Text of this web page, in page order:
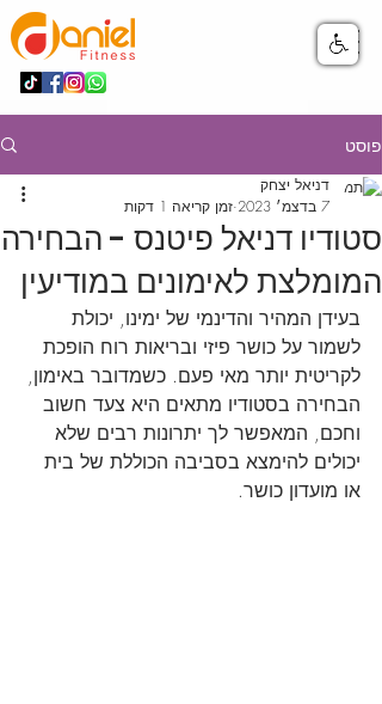
פוסט
סטודיו דניאל פיטנס - הבחירה
המומלצת לאימונים במודיעין
דניאל יצחק
7 בדצמ׳ 2023
זמן קריאה 1 דקות
בעידן המהיר והדינמי של ימינו, יכולת
לשמור על כושר פיזי ובריאות רוח הופכת
לקריטית יותר מאי פעם. כשמדובר באימון,
הבחירה בסטודיו מתאים היא צעד חשוב
וחכם, המאפשר לך יתרונות רבים שלא
יכולים להימצא בסביבה הכוללת של בית
או מועדון כושר.